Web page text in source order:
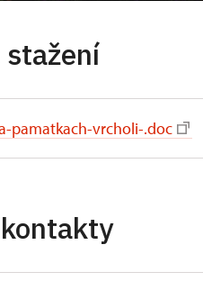
stažení
pamatkach-vrcholi-.doc